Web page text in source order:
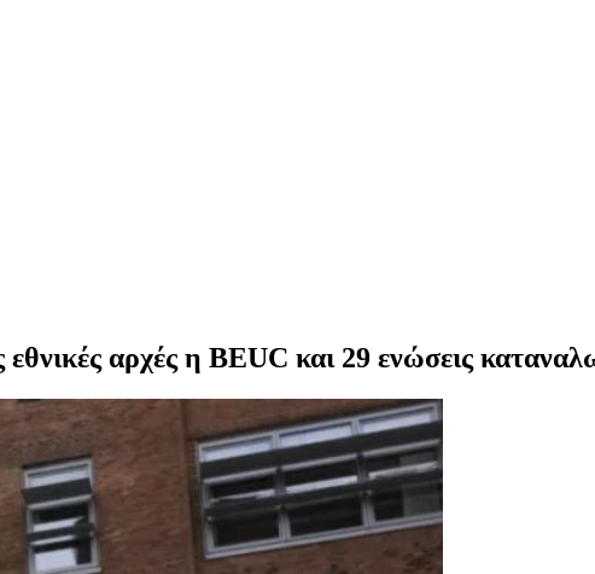
εθνικές αρχές η BEUC και 29 ενώσεις